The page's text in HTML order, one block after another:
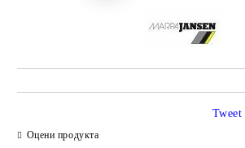
Оцени продукта
Tweet